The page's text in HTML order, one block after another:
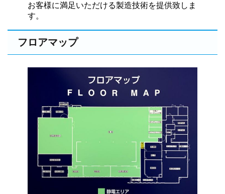
お客様に満足いただける製造技術を提供致しま
す。
フロアマップ